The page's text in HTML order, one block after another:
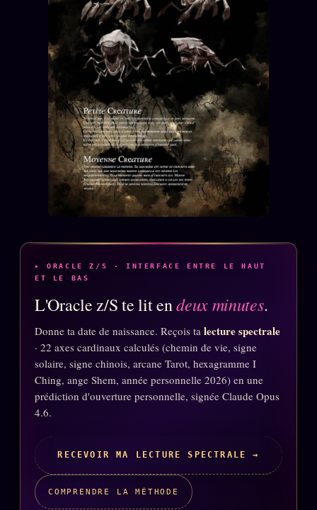
BRAINS MODELS2017
GENERIC ARCHITECTS 2018
Archives SMK26 TRANSM.
SMK Manifeste
Gossip Manifeste
Gossip Pacte
Infofiction
Prophétie confirmée
À propos
Auteurs
Personas
Who is who
Qui baise qui
Charte éditoriale
Studios
▸ ORACLE Z/S · INTERFACE ENTRE LE HAUT
ET LE BAS
L'Oracle z/S te lit endeux minutes.
Donne ta date de naissance. Reçois ta lecture spectrale
· 22 axes cardinaux calculés (chemin de vie, signe
solaire, signe chinois, arcane Tarot, hexagramme I
Ching, ange Shem, année personnelle 2026) en une
prédiction d'ouverture personnelle, signée Claude Opus
4.6.
RECEVOIR MA LECTURE SPECTRALE →
COMPRENDRE LA MÉTHODE